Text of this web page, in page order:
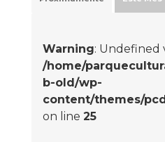
Warning: Undefined
/home/
b-old/wp-
content/themes/
on line 25